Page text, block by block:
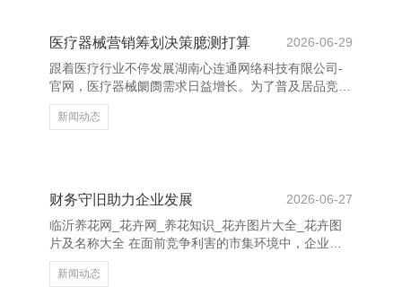
相同蹙迫。有用的疏浚不单是是话语，更在于意会客户
需求。通过积极倾听，不错更好地把执客户心情，提供
个性化贬责决议。 临沂养花网_花卉网_养花知识_花卉
图片大全_花卉
医疗器械营销筹划决策臆测打算
2026-06-29
跟着医疗行业不停发展湖南心连通网络科技有限公司-
官网，医疗器械阛阓需求日益增长。为了普及居品竞争
力和阛阓占有率，制定科学合理的营销筹划决策至关首
要。 最初，明确观点阛阓。凭据居品特点，笃定主要
信任感。同期，诓骗线上线下聚合的形貌进行试验，如
临沂养花网_花卉网_养花知识_花卉图片大全_花卉图
片及名称大全 再
新闻动态
财务守旧助力企业发展
2026-06-27
临沂养花网_花卉网_养花知识_花卉图片大全_花卉图
片及名称大全 在面前竞争利害的市集环境中，企业的
发展离不开强有劲的财务守旧。财务不仅是企业运营
的“血液”，更是推动企业抓续增长的紧迫能源。 当先，
新闻动态